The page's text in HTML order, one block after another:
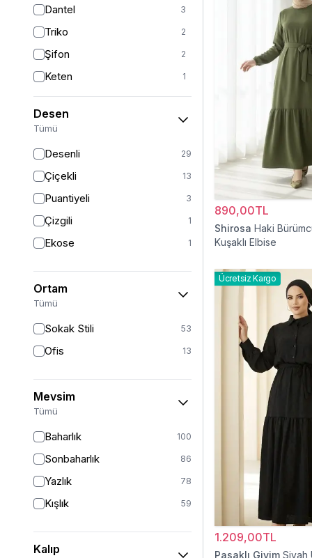
Dantel 3
Triko 2
Şifon 2
Keten 1
Kadife 1
Viskon 1
Desen
Tümü
Desenli 29
Çiçekli 13
Puantiyeli 3
Çizgili 1
Ekose 1
Ortam
Tümü
Sokak Stili 53
Ofis 13
Mevsim
Tümü
Baharlık 100
Sonbaharlık 86
Yazlık 78
Kışlık 59
Kalıp
890,00TL
Shirosa Haki
Kuşaklı Elbise
Ücretsiz Kargo
1.209,00TL
Pasaklı Giyim Siyah